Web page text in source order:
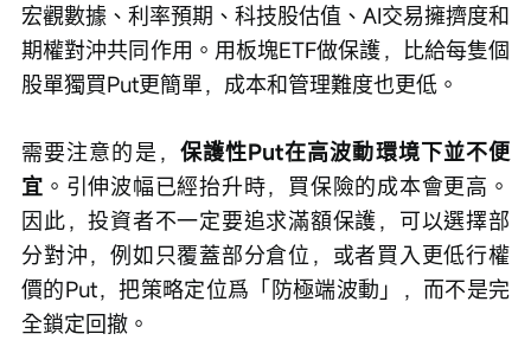
宏觀數據、利率預期、科技股估值、AI交易擁擠度和
期權對沖共同作用。用板塊ETF做保護，比給每隻個
股單獨買Put更簡單，成本和管理難度也更低。
需要注意的是， 保護性Put在高波動環境下並不便
宜 。引伸波幅已經抬升時，買保險的成本會更高。
因此，投資者不一定要追求滿額保護，可以選擇部
分對沖，例如只覆蓋部分倉位，或者買入更低行權
價的Put，把策略定位爲「防極端波動」，而不是完
全鎖定回撤。